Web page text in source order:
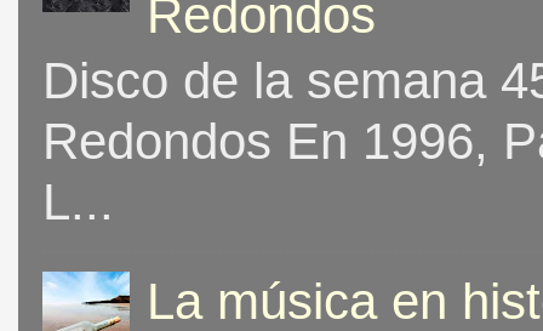
Redondos
Disco de la semana
Redondos En 1996,
L...
La música en